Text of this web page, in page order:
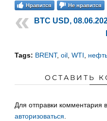
Нравится Не нравится
BTC USD,
Tags: BRENT, oil, WTI,
ОСТАВИТЬ
Для отправки комментария
авторизоваться.